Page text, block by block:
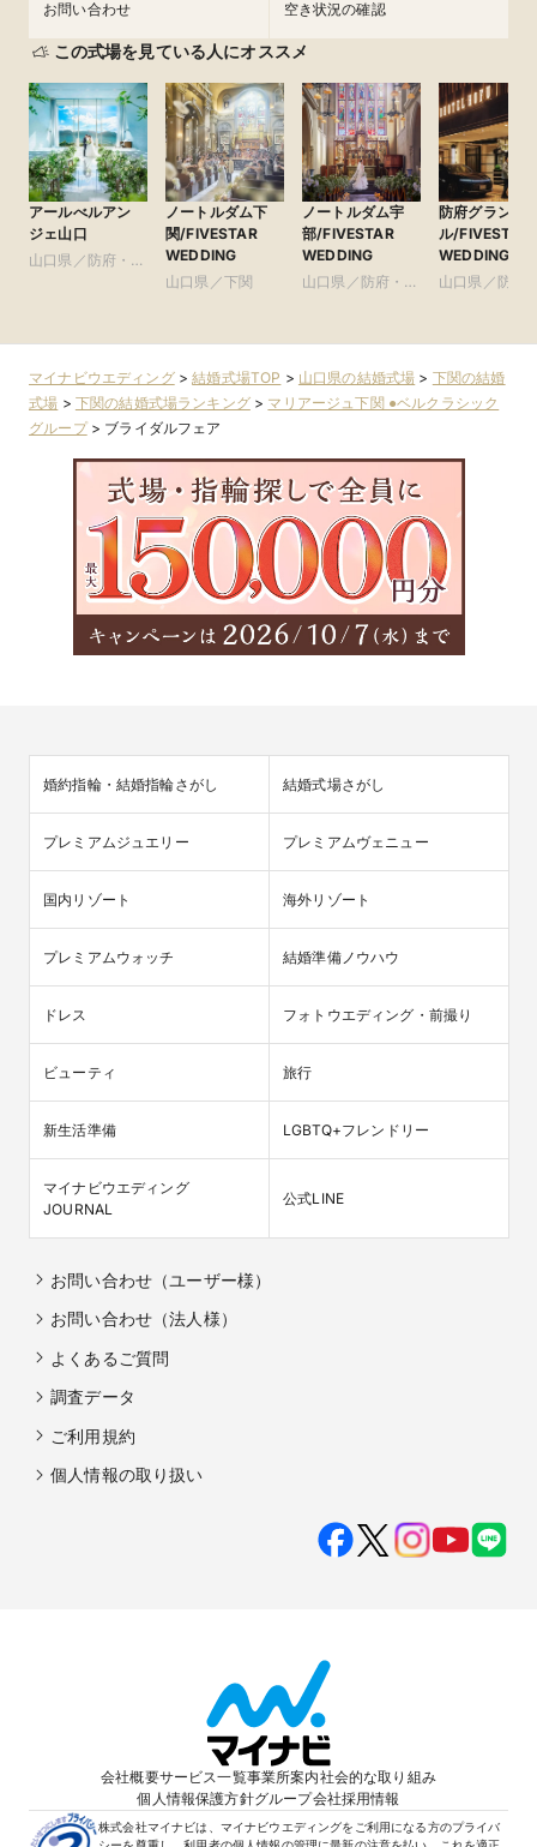
お問い合わせ 空き状況の確認
この式場を見ている人にオススメ
アールべルアン
ジェ山口
山口県／防府・山
ノートルダム下
関/FIVESTAR
WEDDING
山口県／下関
ノートルダム宇
部/FIVESTAR
WEDDING
山口県／防府・山
防府グランド
ル/FIVESTAR
WEDDING
山口県／防府
マイナビウエディング>結婚式場TOP > 山口県の結婚式場 > 下関の結婚
式場 > 下関の結婚式場ランキング> マリアージュ下関 ●ベルクラシック
グループ> ブライダルフェア
婚約指輪・結婚指輪さがし 結婚式場さがし
プレミアムジュエリー プレミアムヴェニュー
国内リゾート 海外リゾート
プレミアムウォッチ 結婚準備ノウハウ
ドレス フォトウエディング・前撮り
ビューティ 旅行
新生活準備 LGBTQ+フレンドリー
マイナビウエディング
JOURNAL
公式LINE
お問い合わせ（ユーザー様）
お問い合わせ（法人様）
よくあるご質問
調査データ
ご利用規約
個人情報の取り扱い
会社概要サービス一覧事業所案内社会的な取り組み
個人情報保護方針グループ会社採用情報
株式会社マイナビは、マイナビウエディングをご利用になる方のプライバ